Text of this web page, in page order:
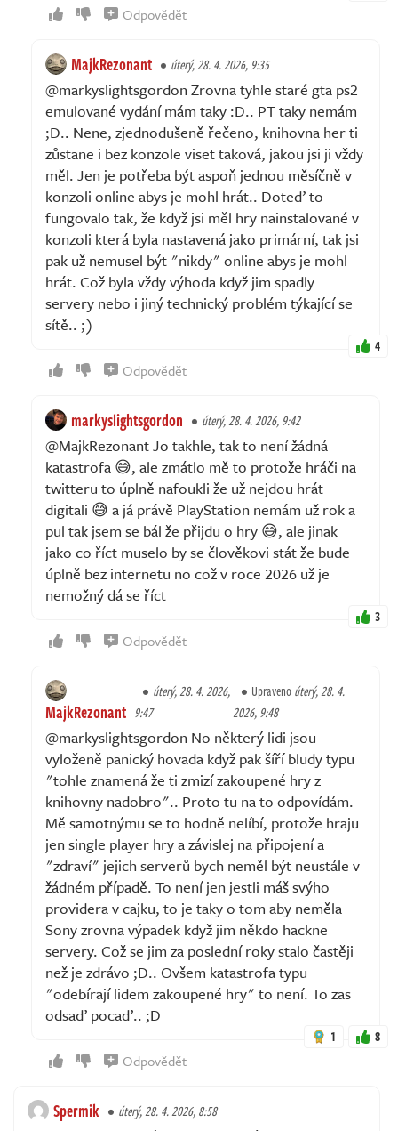
Odpovědět
MajkRezonant úterý, 28. 4. 2026, 9:35
@markyslightsgordon Zrovna tyhle staré gta ps2
emulované vydání mám taky :D.. PT taky nemám
;D.. Nene, zjednodušeně řečeno, knihovna her ti
zůstane i bez konzole viset taková, jakou jsi ji vždy
měl. Jen je potřeba být aspoň jednou měsíčně v
konzoli online abys je mohl hrát.. Doteď to
fungovalo tak, že když jsi měl hry nainstalované v
konzoli která byla nastavená jako primární, tak jsi
pak už nemusel být "nikdy" online abys je mohl
hrát. Což byla vždy výhoda když jim spadly
servery nebo i jiný technický problém týkající se
sítě.. ;)
4
Odpovědět
markyslightsgordon úterý, 28. 4. 2026, 9:42
@MajkRezonant Jo takhle, tak to není žádná
katastrofa 😅, ale zmátlo mě to protože hráči na
twitteru to úplně nafoukli že už nejdou hrát
digitali 😅 a já právě PlayStation nemám už rok a
pul tak jsem se bál že přijdu o hry 😅, ale jinak
jako co říct muselo by se člověkovi stát že bude
úplně bez internetu no což v roce 2026 už je
nemožný dá se říct
3
Odpovědět
MajkRezonant
úterý, 28. 4. 2026,
9:47
Upravenoúterý, 28. 4.
2026, 9:48
@markyslightsgordon No některý lidi jsou
vyloženě panický hovada když pak šíří bludy typu
"tohle znamená že ti zmizí zakoupené hry z
knihovny nadobro".. Proto tu na to odpovídám.
Mě samotnýmu se to hodně nelíbí, protože hraju
jen single player hry a závislej na připojení a
"zdraví" jejich serverů bych neměl být neustále v
žádném případě. To není jen jestli máš svýho
providera v cajku, to je taky o tom aby neměla
Sony zrovna výpadek když jim někdo hackne
servery. Což se jim za poslední roky stalo častěji
než je zdrávo ;D.. Ovšem katastrofa typu
"odebírají lidem zakoupené hry" to není. To zas
odsaď pocaď.. ;D
1 8
Odpovědět
Spermik úterý, 28. 4. 2026, 8:58